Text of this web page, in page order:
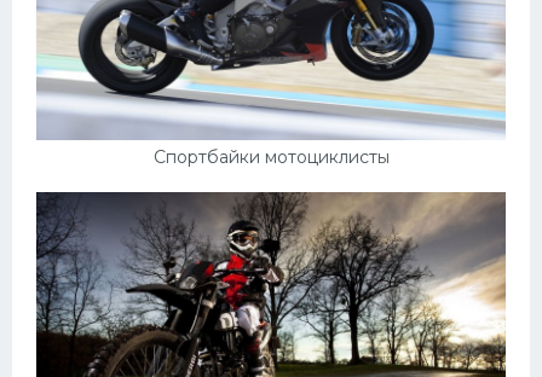
Спортбайки мотоциклисты